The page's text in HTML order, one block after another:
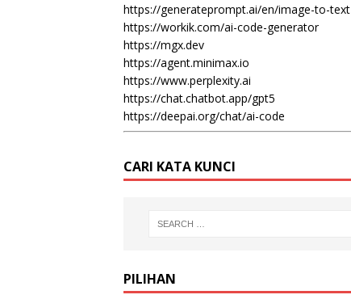
https://generateprompt.ai/en/image-to-text
https://workik.com/ai-code-generator
https://mgx.dev
https://agent.minimax.io
https://www.perplexity.ai
https://chat.chatbot.app/gpt5
https://deepai.org/chat/ai-code
CARI KATA KUNCI
PILIHAN